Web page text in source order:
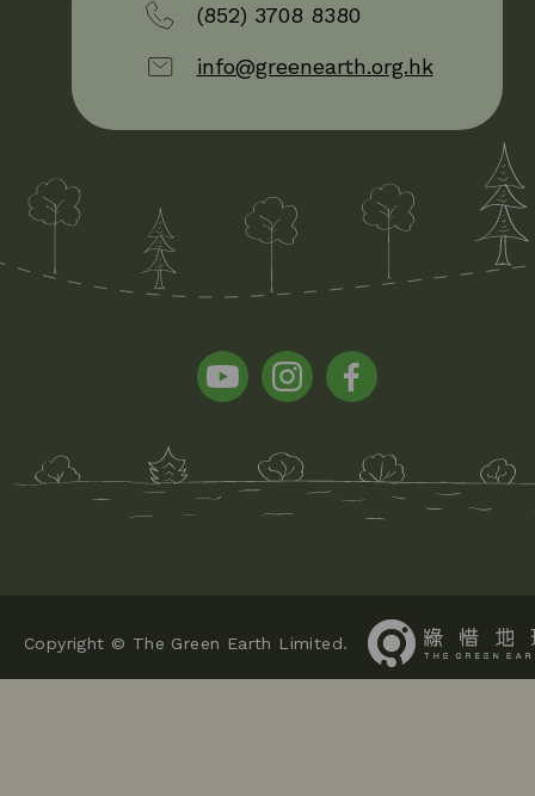
(852) 3708 8380
info@greenearth.org.hk
Copyright © The Green Earth Limited.